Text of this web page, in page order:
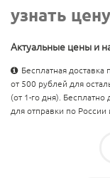
узнать цену
Актуальные цены и
Бесплатная
от 500 рублей для
(от 1-го дня).
для отправки по России